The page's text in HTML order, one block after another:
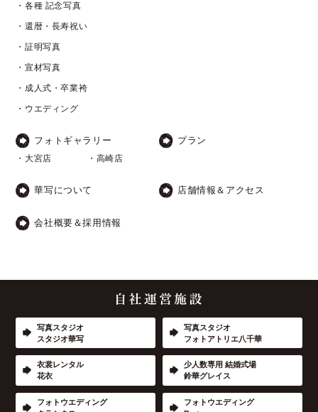
・各種 記念写真
・還暦・長寿祝い
・証明写真
・宣材写真
・成人式・卒業袴
・ウエディング
フォトギャラリー
・大宮店 ・高崎店
プラン
華写について 店舗情報＆アクセス
会社概要＆採用情報
写真スタジオ
スタジオ華写
写真スタジオ
フォトアトリエ八千華
衣裳レンタル
花衣
少人数専用 結婚式場
鈴華グレイス
フォトウエディング
フォトウエディング